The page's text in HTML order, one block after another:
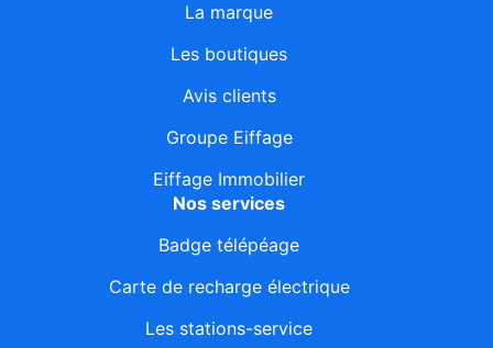
La marque
Les boutiques
Avis clients
Groupe Eiffage
Eiffage Immobilier
Nos services
Badge télépéage
Carte de recharge électrique
Les stations-service